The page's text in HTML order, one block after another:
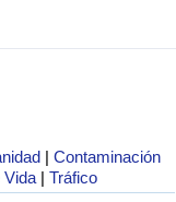
|Contaminación
Vida |Tráfico